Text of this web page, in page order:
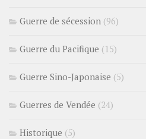
Guerre de sécession (96)
Guerre du Pacifique (15)
Guerre Sino-Japonaise (5)
Guerres de Vendée (24)
Historique (5)